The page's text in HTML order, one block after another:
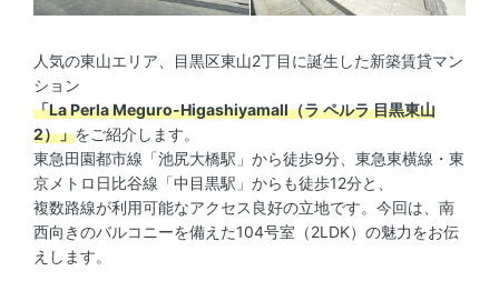
人気の東山エリア、目黒区東山2丁目に誕生した新築賃貸マン
ション
「La Perla Meguro-Higashiyamall（ラ ペルラ 目黒東山
2）」をご紹介します。
東急田園都市線「池尻大橋駅」から徒歩9分、東急東横線・東
京メトロ日比谷線「中目黒駅」からも徒歩12分と、
複数路線が利用可能なアクセス良好の立地です。今回は、南
西向きのバルコニーを備えた104号室（2LDK）の魅力をお伝
えします。